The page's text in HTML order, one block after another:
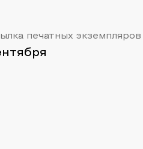
печатных экземпляров